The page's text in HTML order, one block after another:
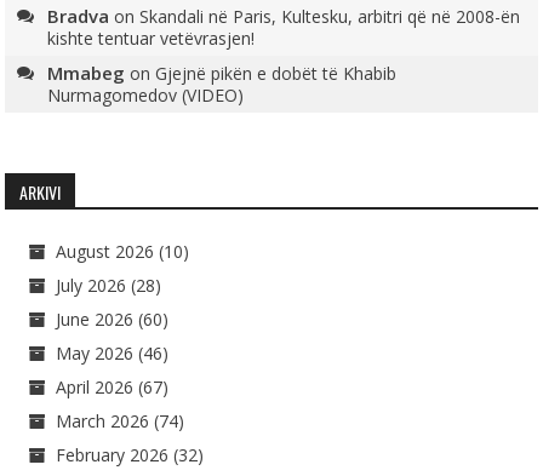
Bradva onSkandali në Paris, Kultesku, arbitri që në 2008-ën
kishte tentuar vetëvrasjen!
Mmabeg onGjejnë pikën e dobët të Khabib
Nurmagomedov (VIDEO)
ARKIVI
August 2026 (10)
July 2026 (28)
June 2026 (60)
May 2026 (46)
April 2026 (67)
March 2026 (74)
February 2026 (32)